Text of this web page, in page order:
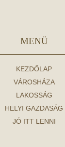
MENÜ
KEZDŐLAP
VÁROSHÁZA
LAKOSSÁG
HELYI GAZDASÁG
JÓ ITT LENNI